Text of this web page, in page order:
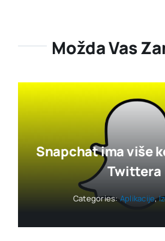
Možda Vas
Snapchat ima više
Twittera
Categories:Aplikacije,